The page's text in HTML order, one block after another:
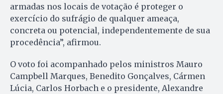
armadas nos locais de votação é proteger o
exercício do sufrágio de qualquer ameaça,
concreta ou potencial, independentemente de sua
procedência”, afirmou.
O voto foi acompanhado pelos ministros Mauro
Campbell Marques, Benedito Gonçalves, Cármen
Lúcia, Carlos Horbach e o presidente, Alexandre